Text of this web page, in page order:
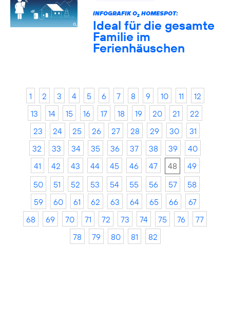
INFOGRAFIK O2HOMESPOT:
Ideal für die gesamte
Familie im
Ferienhäuschen
1 2 3 4 5 6 7 8 9 10 11
12
13
14 15 16 17 18 19 20 21
22
23
24 25 26 27 28 29 30
31
32
33 34 35 36 37 38 39
40
41
42 43 44 45 46 47 48
49
50
51 52 53 54 55 56 57
58
59
60 61 62 63 64 65 66
67
68
69 70 71 72 73 74 75 76
77
78
79 80 81 82